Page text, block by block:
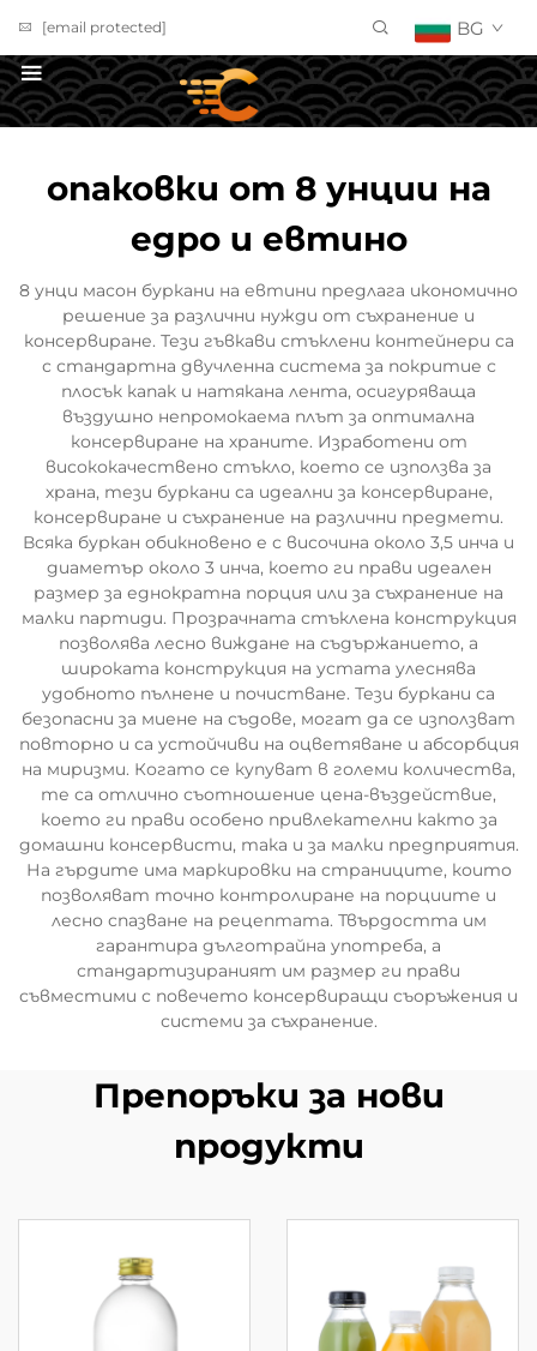
[email protected] BG
опаковки от 8 унции на
едро и евтино
8 унци масон буркани на евтини предлага икономично
решение за различни нужди от съхранение и
консервиране. Тези гъвкави стъклени контейнери са
с стандартна двучленна система за покритие с
плосък капак и натякана лента, осигуряваща
въздушно непромокаема плът за оптимална
консервиране на храните. Изработени от
висококачествено стъкло, което се използва за
храна, тези буркани са идеални за консервиране,
консервиране и съхранение на различни предмети.
Всяка буркан обикновено е с височина около 3,5 инча и
диаметър около 3 инча, което ги прави идеален
размер за еднократна порция или за съхранение на
малки партиди. Прозрачната стъклена конструкция
позволява лесно виждане на съдържанието, а
широката конструкция на устата улеснява
удобното пълнене и почистване. Тези буркани са
безопасни за миене на съдове, могат да се използват
повторно и са устойчиви на оцветяване и абсорбция
на миризми. Когато се купуват в големи количества,
те са отлично съотношение цена-въздействие,
което ги прави особено привлекателни както за
домашни консервисти, така и за малки предприятия.
На гърдите има маркировки на страниците, които
позволяват точно контролиране на порциите и
лесно спазване на рецептата. Твърдостта им
гарантира дълготрайна употреба, а
стандартизираният им размер ги прави
съвместими с повечето консервиращи съоръжения и
системи за съхранение.
Препоръки за нови
продукти